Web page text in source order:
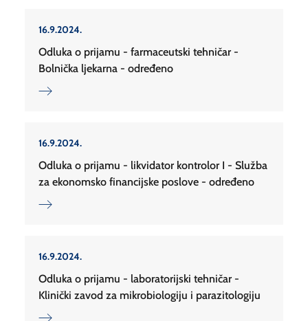
16.9.2024.
Odluka o prijamu - farmaceutski tehničar -
Bolnička ljekarna - određeno
16.9.2024.
Odluka o prijamu - likvidator kontrolor I - Služba
za ekonomsko financijske poslove - određeno
16.9.2024.
Odluka o prijamu - laboratorijski tehničar -
Klinički zavod za mikrobiologiju i parazitologiju